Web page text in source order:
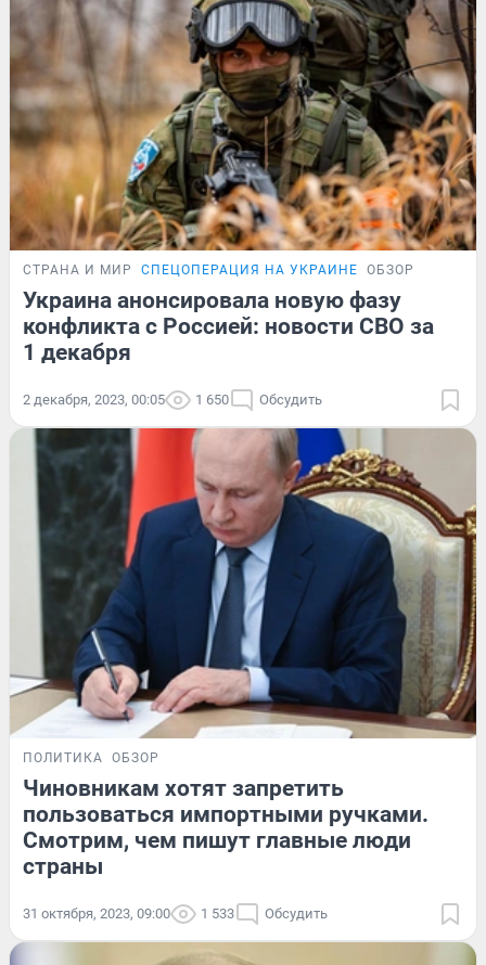
СТРАНА И МИР СПЕЦОПЕРАЦИЯ НА УКРАИНЕ ОБЗОР
Украина анонсировала новую фазу
конфликта с Россией: новости СВО за
1 декабря
2 декабря, 2023, 00:05 1 650 Обсудить
ПОЛИТИКА ОБЗОР
Чиновникам хотят запретить
пользоваться импортными ручками.
Смотрим, чем пишут главные люди
страны
31 октября, 2023, 09:00 1 533 Обсудить